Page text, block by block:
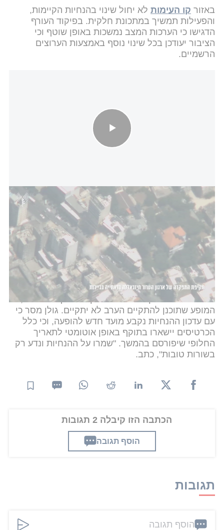
באזור קו העימות לא יחול שינוי בהנחיות הקיימות,
והפעילות תמשיך במתכונת חלקית. בפיקוד העורף
הדגישו כי הערכות המצב נמשכות באופן שוטף וכי
הציבור יעודכן בכל שינוי נוסף באמצעות הערוצים
הרשמיים.
צה"ל תקף מפקדה של ארגון הטרור חיזבאללה
בהודעה שפורסם בנוגע להופעתו של עומר אדם נמסר כי
בעקבות המצב הביטחוני ובהתאם להנחיות פיקוד
העורף, ההופעה שתוכננה להיערך הערב באצטדיון
שלמה בפתח תקווה נדחתה. עוד נמסר כי מועד חדש
למופע יפורסם בהמשך, וכי עדכון בנושא יישלח לרוכשי
הכרטיסים.
גםאייל גולןעדכן את קהל המעריצים ברשתות
החברתיות כי בעקבות הנחיות פיקוד העורף החדשות,
המופע שתוכנן להתקיים הערב לא יתקיים. גולן מסר כי
עם עדכון ההנחיות נקבע מועד חדש להופעה, וכי כלל
הכרטיסים יישארו בתוקף באופן אוטומטי לתאריך
החלופי שיפורסם בהמשך. "שמרו על ההנחיות ונדע רק
בשורות טובות", כתב.
הכתבה הזו קיבלה 2 תגובות
הוסף תגובה
תגובות
הוסף תגובה